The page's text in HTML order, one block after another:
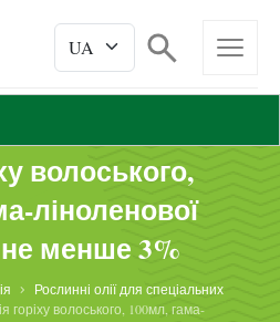
волоського,
ліноленової
менше 3%
Рослинні олії для спеціальних
горіху волоського, 100мл, гама-